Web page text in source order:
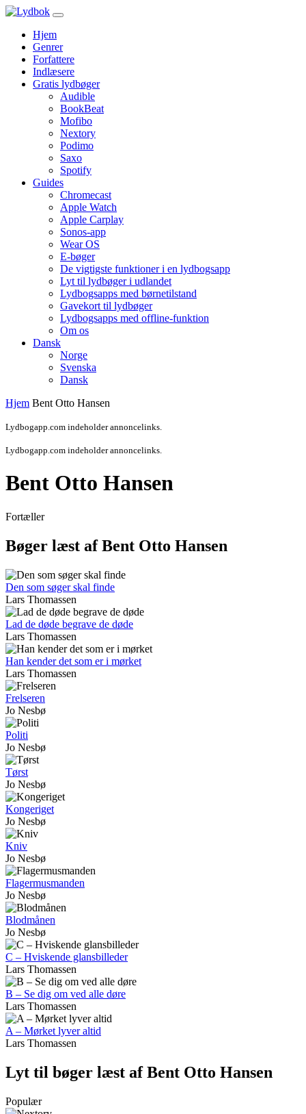
Hjem
Genrer
Forfattere
Indlæsere
Gratis lydbøger
Audible
BookBeat
Mofibo
Nextory
Podimo
Saxo
Spotify
Guides
Chromecast
Apple Watch
Apple Carplay
Sonos-app
Wear OS
E-bøger
De vigtigste funktioner i en lydbogsapp
Lyt til lydbøger i udlandet
Lydbogsapps med børnetilstand
Gavekort til lydbøger
Lydbogsapps med offline-funktion
Om os
Dansk
Norge
Svenska
Dansk
Hjem Bent Otto Hansen
Lydbogapp.com indeholder annoncelinks.
Lydbogapp.com indeholder annoncelinks.
Bent Otto Hansen
Fortæller
Bøger læst af Bent Otto Hansen
Den som søger skal finde
Lars Thomassen
Lad de døde begrave de døde
Lars Thomassen
Han kender det som er i mørket
Lars Thomassen
Frelseren
Jo Nesbø
Politi
Jo Nesbø
Tørst
Jo Nesbø
Kongeriget
Jo Nesbø
Kniv
Jo Nesbø
Flagermusmanden
Jo Nesbø
Blodmånen
Jo Nesbø
C – Hviskende glansbilleder
Lars Thomassen
B – Se dig om ved alle døre
Lars Thomassen
A – Mørket lyver altid
Lars Thomassen
Lyt til bøger læst af Bent Otto Hansen
Populær